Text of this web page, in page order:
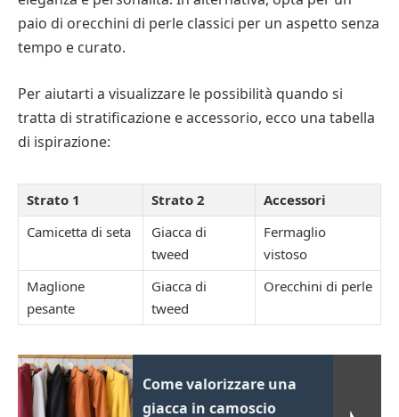
paio di orecchini di perle classici per un aspetto senza
tempo e curato.
Per aiutarti a visualizzare le possibilità quando si
tratta di stratificazione e accessorio, ecco una tabella
di ispirazione:
Strato 1 Strato 2
Accessori
Camicetta di seta
Giacca di
tweed
Fermaglio
vistoso
Maglione
pesante
Giacca di
tweed
Orecchini di perle
Come valorizzare una
giacca in camoscio